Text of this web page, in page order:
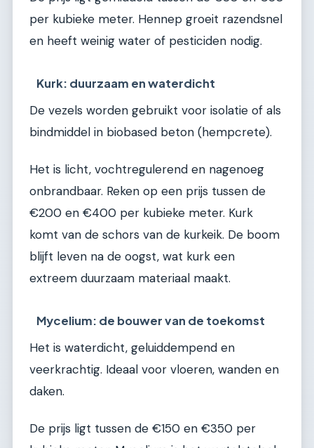
per kubieke meter. Hennep groeit razendsnel
en heeft weinig water of pesticiden nodig.
Kurk: duurzaam en waterdicht
De vezels worden gebruikt voor isolatie of als
bindmiddel in biobased beton (hempcrete).
Het is licht, vochtregulerend en nagenoeg
onbrandbaar. Reken op een prijs tussen de
€200 en €400 per kubieke meter. Kurk
komt van de schors van de kurkeik. De boom
blijft leven na de oogst, wat kurk een
extreem duurzaam materiaal maakt.
Mycelium: de bouwer van de toekomst
Het is waterdicht, geluiddempend en
veerkrachtig. Ideaal voor vloeren, wanden en
daken.
De prijs ligt tussen de €150 en €350 per